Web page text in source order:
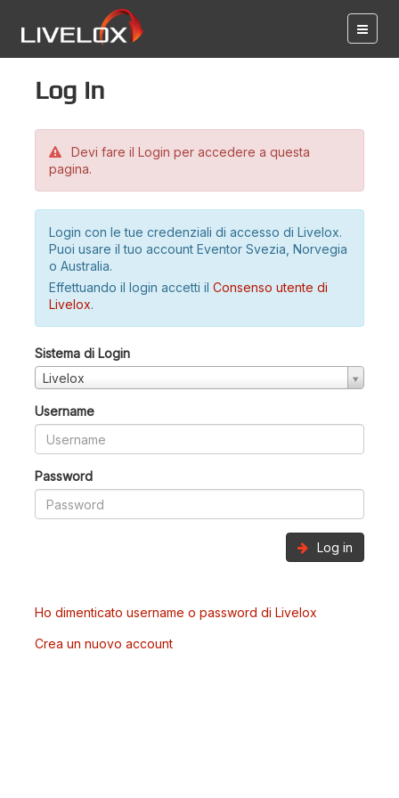
Log in
Devi fare il Login per accedere a questa
pagina.
Login con le tue credenziali di accesso di Livelox.
Puoi usare il tuo account Eventor Svezia, Norvegia
o Australia.
Effettuando il login accetti il Consenso utente di
Livelox.
Sistema di Login
Livelox
Username
Password
Log in
Ho dimenticato username o password di Livelox
Crea un nuovo account